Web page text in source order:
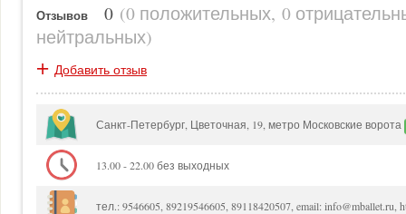
Отзывов 0 (0 положительных, 0
нейтральных)
+ Добавить отзыв
Санкт-Петербург, Цветочная, 19, метро Московские ворота
13.00 - 22.00 без выходных
тел.: 9546605, 89219546605, 89118420507, email: info@mballet.ru,